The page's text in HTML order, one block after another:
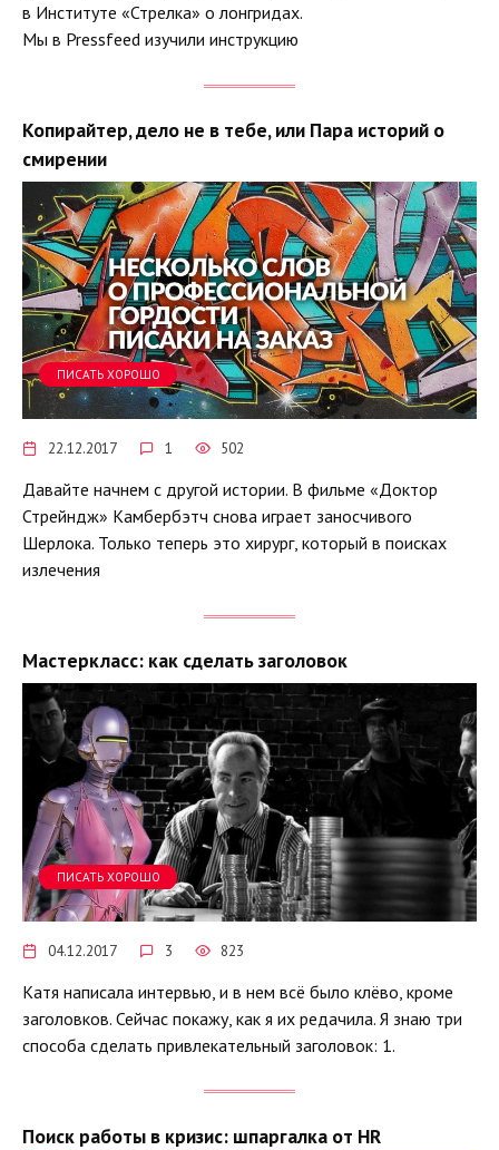
в Институте «Стрелка» о лонгридах.
Мы в Pressfeed изучили инструкцию
Копирайтер, дело не в тебе, или Пара историй о
смирении
ПИСАТЬ ХОРОШО
22.12.2017 1 502
Давайте начнем с другой истории. В фильме «Доктор
Стрейндж» Камбербэтч снова играет заносчивого
Шерлока. Только теперь это хирург, который в поисках
излечения
Мастеркласс: как сделать заголовок
ПИСАТЬ ХОРОШО
04.12.2017 3 823
Катя написала интервью, и в нем всё было клёво, кроме
заголовков. Сейчас покажу, как я их редачила. Я знаю три
способа сделать привлекательный заголовок: 1.
Поиск работы в кризис: шпаргалка от HR